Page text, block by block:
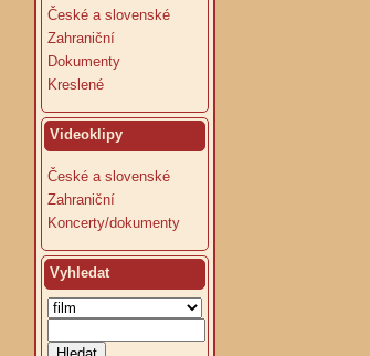
České a slovenské
Zahraniční
Dokumenty
Kreslené
Videoklipy
České a slovenské
Zahraniční
Koncerty/dokumenty
Vyhledat